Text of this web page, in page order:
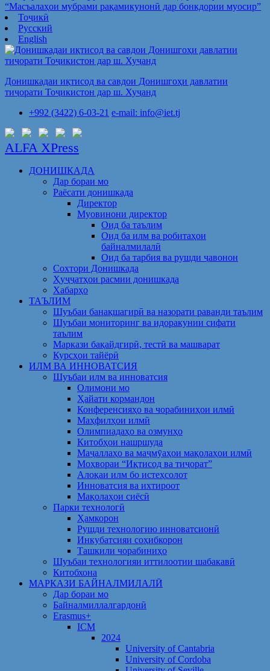
“Масъалаҳои мубрами рақамикунонӣ дар бонкдории муосир”
Тоҷикӣ
Русский
English
Донишкадаи иқтисод ва савдои Донишгоҳи давлатии
тиҷорати Тоҷикистон дар ш. Хуҷанд
+992 (3422) 6-03-21 e-mail: info@iet.tj
ALFA XPress
ДОНИШКАДА
Дар бораи мо
Раёсати донишкада
Директор
Муовинони директор
Оид ба таълим
Оид ба илм ва робитаҳои
байналмилалӣ
Оид ба тарбия ва рушди ҷавонон
Сохтори Донишкада
Ҳуҷҷатҳои расмии донишкада
Хабарҳо
ТАЪЛИМ
Шуъбаи банақшагирӣ ва назорати раванди таълим
Шуъбаи мониторинг ва идоракунии сифати
таълим
Маркази бақайдгирӣ, тестӣ ва машварат
Курсҳои тайёрӣ
ИЛМ ВА ИННОВАТСИЯ
Шуъбаи илм ва инноватсия
Олимони мо
Ҳайати кормандон
Конференсияҳо ва чорабиниҳои илмӣ
Маҳфилҳои илмӣ
Олимпиадаҳо ва озмунҳо
Китобҳои нашршуда
Маҷаллаҳо ва маҷмӯаҳои мақолаҳои илмӣ
Моҳвораи “Иқтисод ва тиҷорат”
Алоқаи илм бо истеҳсолот
Инноватсия ва ихтироот
Мақолаҳои сиёсӣ
Парки технологӣ
Ҳамкорон
Рушди технологию инноватсионӣ
Инкубатсияи соҳибкорон
Ташкили чорабиниҳо
Шуъбаи технологияи иттилоотии шабакавӣ
Китобхона
МАРКАЗИ БАЙНАЛМИЛАЛӢ
Дар бораи мо
Байналмиллалгардонӣ
Erasmus+
ICM
2024
University of Cantabria
University of Cordoba